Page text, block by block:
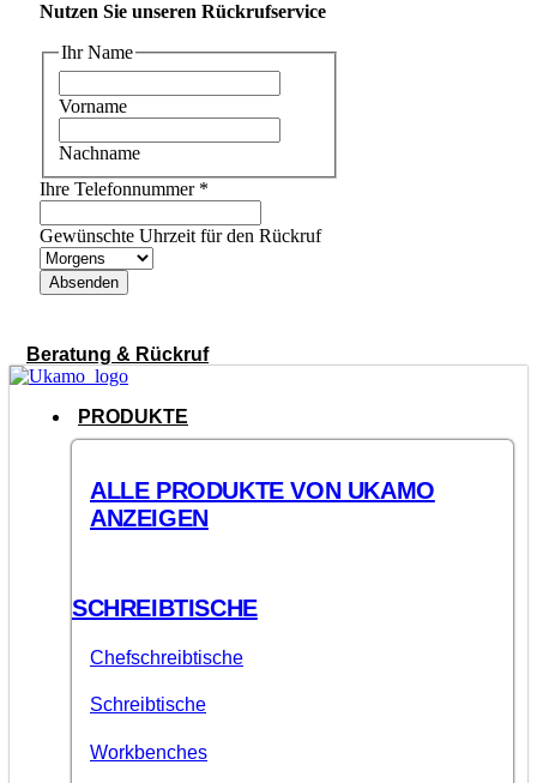
Nutzen Sie unseren Rückrufservice
Ihr Name
Vorname
Nachname
Ihre Telefonnummer *
Gewünschte Uhrzeit für den Rückruf
Absenden
Beratung & Rückruf
PRODUKTE
ALLE PRODUKTE VON UKAMO
ANZEIGEN
SCHREIBTISCHE
Chefschreibtische
Schreibtische
Workbenches